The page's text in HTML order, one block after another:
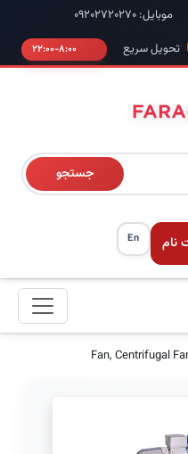
موبایل: ۰۹۲۰۲۷۲۰۲۷۰
تحویل سریع
جستجو
نام En
Fan, Centrifugal